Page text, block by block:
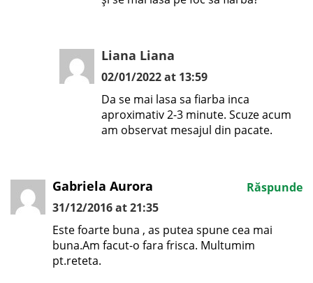
Liana Liana
02/01/2022 at 13:59
Da se mai lasa sa fiarba inca
aproximativ 2-3 minute. Scuze acum
am observat mesajul din pacate.
Gabriela Aurora
31/12/2016 at 21:35
Este foarte buna , as putea spune cea mai
buna.Am facut-o fara frisca. Multumim
pt.reteta.
Răspunde